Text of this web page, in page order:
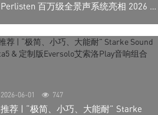
Perlisten 百万级全景声系统亮相 2026 北
2026-06-01 747
推荐 | “极简、小巧、大能耐” Starke